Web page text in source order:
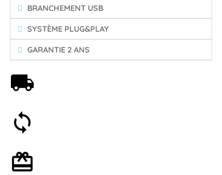
BRANCHEMENT USB
SYSTÈME PLUG&PLAY
GARANTIE 2 ANS